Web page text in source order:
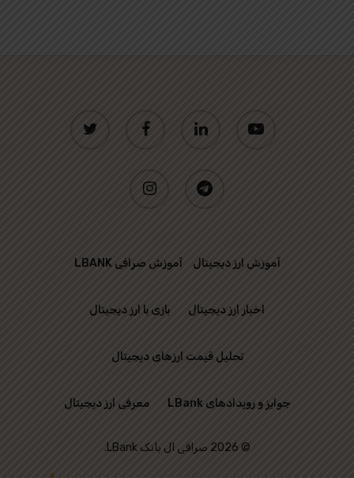
facebook linkedin
instagram telegram
آموزش ارز دیجیتال آموزش صرافی LBANK
اخبار ارز دیجیتال بازی با ارز دیجیتال
تحلیل قیمت ارزهای دیجیتال
جوایز و رویدادهای LBank معرفی ارز دیجیتال
© 2026 صرافی ال بانک LBank.